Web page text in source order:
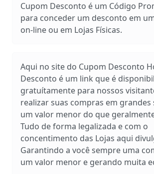
Cupom Desconto é um Código
para conceder um desconto em
on-line ou em Lojas Físicas.
Aqui no site do Cupom Desconto
Desconto é um link que é
gratuítamente para nossos
realizar suas compras em grandes
um valor menor do que
Tudo de forma legalizada e com o
concentimento das Lojas aqui
Garantindo a você sempre uma
um valor menor e gerando muita